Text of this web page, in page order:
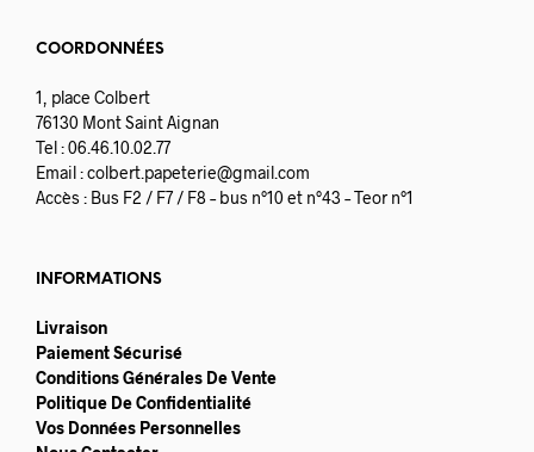
COORDONNÉES
1, place Colbert
76130 Mont Saint Aignan
Tel : 06.46.10.02.77
Email :colbert.papeterie@gmail.com
Accès : Bus F2 / F7 / F8 – bus n°10 et n°43 – Teor n°1
INFORMATIONS
Livraison
Paiement Sécurisé
Conditions Générales De Vente
Politique De Confidentialité
Vos Données Personnelles